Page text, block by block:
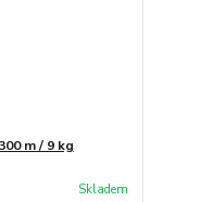
m / 9 kg
Skladem